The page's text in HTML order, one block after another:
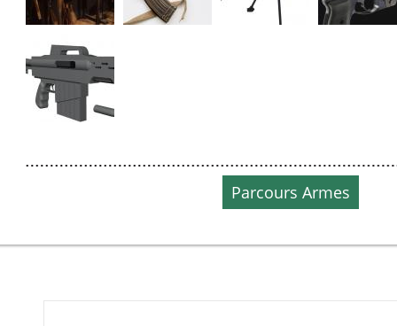
Parcours Armes